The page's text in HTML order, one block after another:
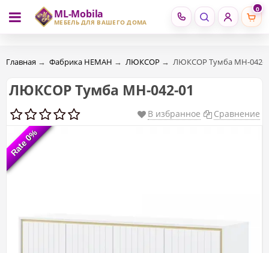
ML-Mobila
МЕБЕЛЬ ДЛЯ ВАШЕГО ДОМА
0
RU RO
Главная → Фабрика НЕМАН → ЛЮКСОР → ЛЮКСОР Тумба МН-042-
ЛЮКСОР Тумба МН-042-01
В избранное Сравнение
Rate 0%
Rate 0%